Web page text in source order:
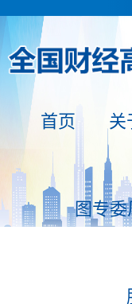
首页 关
图专委